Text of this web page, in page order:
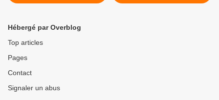
Hébergé par Overblog
Top articles
Pages
Contact
Signaler un abus